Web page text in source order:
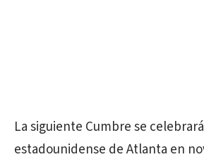
La siguiente Cumbre se
estadounidense de Atlanta en